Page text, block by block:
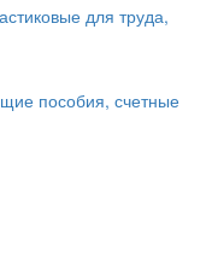
для труда,
пособия, счетные